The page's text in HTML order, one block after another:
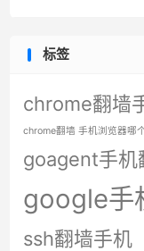
标签
chrome翻墙
chrome翻墙 手机浏览器哪
goagent手机
google手
ssh翻墙手机